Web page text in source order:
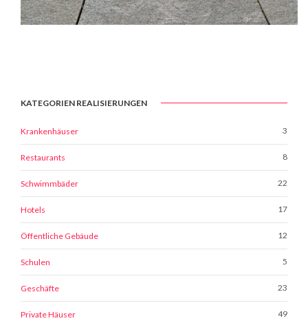
KATEGORIEN REALISIERUNGEN
Krankenhäuser 3
Restaurants 8
Schwimmbäder 22
Hotels 17
Öffentliche Gebäude 12
Schulen 5
Geschäfte 23
Private Häuser 49